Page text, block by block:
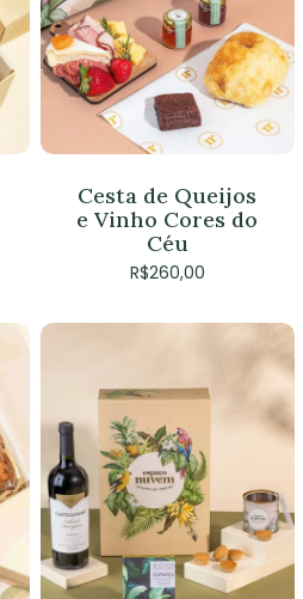
Cesta de Queijos
e Vinho Cores do
Céu
R$260,00